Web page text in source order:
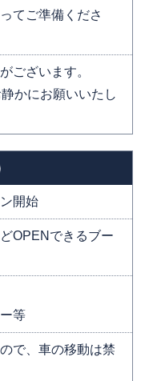
てご準備くださ
ございます。
かにお願いいたし
開始
OPENできるブー
等
で、車の移動は禁